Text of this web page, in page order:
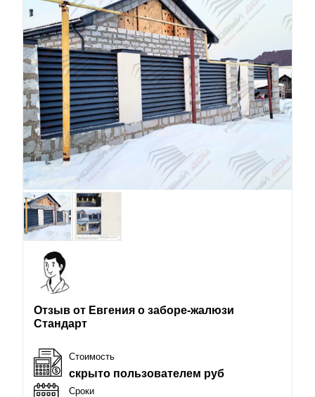
Отзыв от Евгения о заборе-жалюзи
Стандарт
Стоимость
скрыто пользователем руб
Сроки